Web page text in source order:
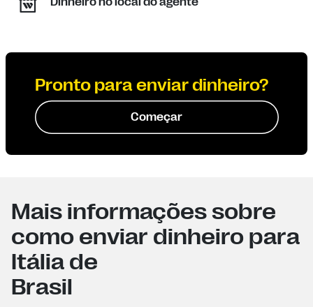
Pronto para enviar dinheiro?
Começar
Mais informações sobre
como enviar dinheiro para
Itália de
Brasil